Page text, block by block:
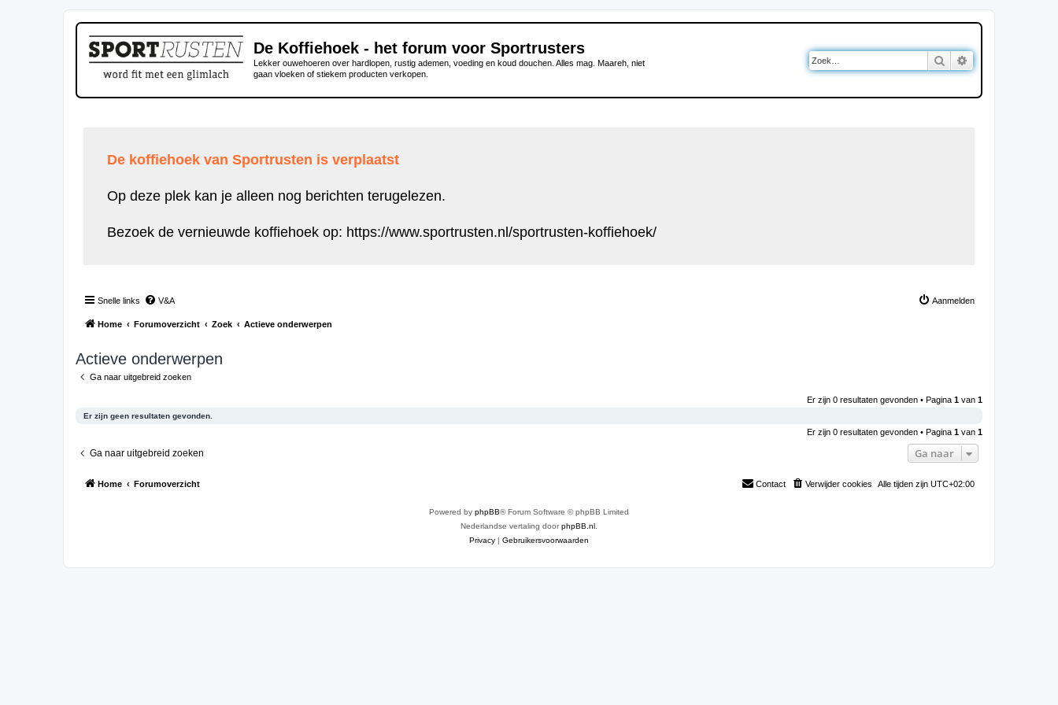
De Koffiehoek - het forum voor Sportrusters
Lekker ouwehoeren over hardlopen, rustig ademen, voeding en koud douchen. Alles mag. Maareh, niet
gaan vloeken of stiekem producten verkopen.
Zoek
De koffiehoek van Sportrusten is verplaatst
Op deze plek kan je alleen nog berichten terugelezen.
Bezoek de vernieuwde koffiehoek op: https://www.sportrusten.nl/sportrusten-koffiehoek/
Snelle links V&A Aanmelden
Home Forumoverzicht Zoek Actieve onderwerpen
Actieve onderwerpen
Ga naar uitgebreid zoeken
Er zijn 0 resultaten gevonden • Pagina 1 van 1
Er zijn geen resultaten gevonden.
Er zijn 0 resultaten gevonden • Pagina 1 van 1
Ga naar uitgebreid zoeken Ga naar
Home Forumoverzicht Alle tijden zijn UTC+02:00
Verwijder cookies
Contact
Powered by phpBB® Forum Software © phpBB Limited
Nederlandse vertaling doorphpBB.nl
Privacy | Gebruikersvoorwaarden